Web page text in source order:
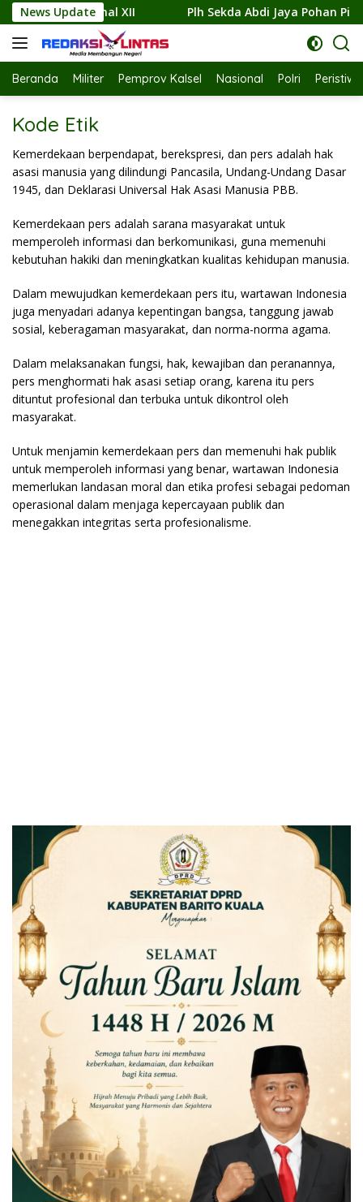
Skip
to
content
News Update
XII Plh Sekda Abdi Jaya Pohan Pimpin Pembagian
Beranda Militer Pemprov Kalsel Nasional Polri
Kode Etik
Kemerdekaan berpendapat, berekspresi, dan pers adalah hak
asasi manusia yang dilindungi Pancasila, Undang-Undang Dasar
1945, dan Deklarasi Universal Hak Asasi Manusia PBB.
Kemerdekaan pers adalah sarana masyarakat untuk
memperoleh informasi dan berkomunikasi, guna memenuhi
kebutuhan hakiki dan meningkatkan kualitas kehidupan manusia.
Dalam mewujudkan kemerdekaan pers itu, wartawan Indonesia
juga menyadari adanya kepentingan bangsa, tanggung jawab
sosial, keberagaman masyarakat, dan norma-norma agama.
Dalam melaksanakan fungsi, hak, kewajiban dan peranannya,
pers menghormati hak asasi setiap orang, karena itu pers
dituntut profesional dan terbuka untuk dikontrol oleh
masyarakat.
Untuk menjamin kemerdekaan pers dan memenuhi hak publik
untuk memperoleh informasi yang benar, wartawan Indonesia
memerlukan landasan moral dan etika profesi sebagai pedoman
operasional dalam menjaga kepercayaan publik dan
menegakkan integritas serta profesionalisme.